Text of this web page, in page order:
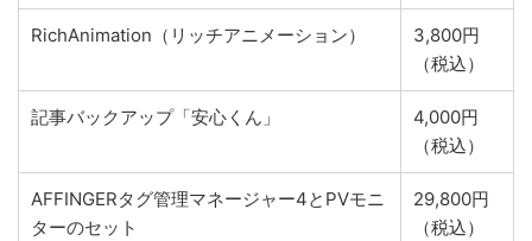
RichAnimation（リッチアニメーション）
3,800円
（税込）
記事バックアップ「安心くん」
4,000円
（税込）
AFFINGERタグ管理マネージャー4とPVモニ
ターのセット
29,800円
（税込）